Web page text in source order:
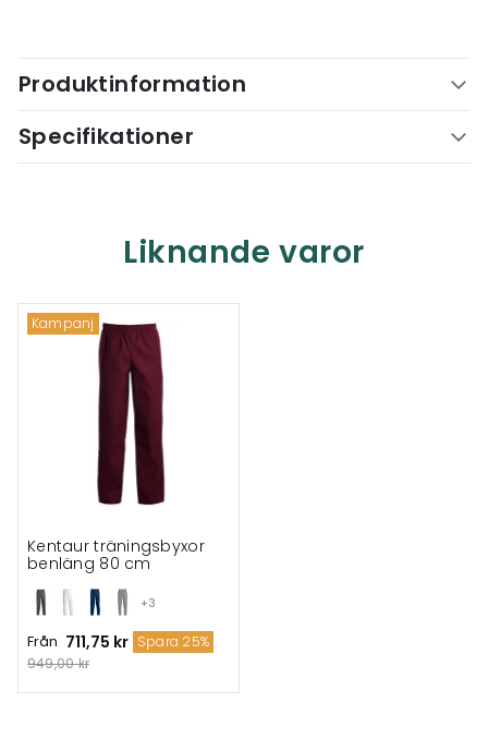
Produktinformation
Specifikationer
Liknande varor
Kampanj
+3
Kentaur träningsbyxor
benläng 80 cm
Från 711,75 kr Spara 25%
949,00 kr